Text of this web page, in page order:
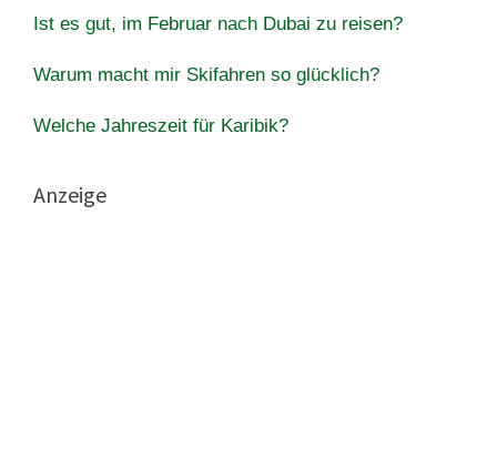
Ist es gut, im Februar nach Dubai zu reisen?
Warum macht mir Skifahren so glücklich?
Welche Jahreszeit für Karibik?
Anzeige